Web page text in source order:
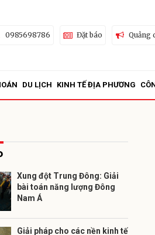
0985698786 Đặt báo Quảng
DU LỊCH KINH TẾ ĐỊA PHƯƠNG
Xung đột Trung Đông: Giải
bài toán năng lượng Đông
Nam Á
Giải pháp cho các nền kinh tế